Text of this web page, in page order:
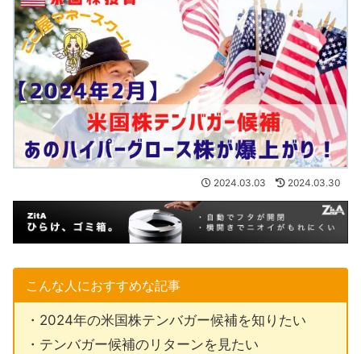
2024.03.03 2024.03.30
こんな人におすすめな記事
・2024年の米国株テンバガー候補を知りたい
・テンバガー候補のリターンを見たい